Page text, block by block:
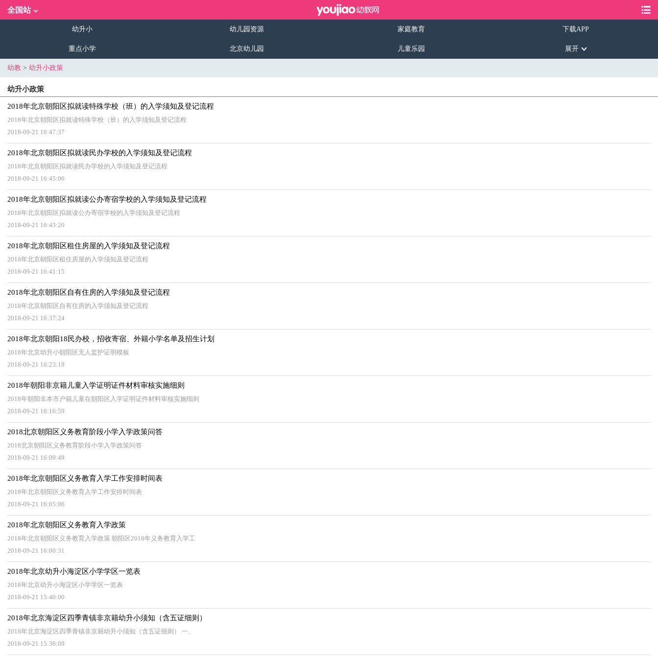
全国站
幼升小 幼儿园资源 家庭教育 下载APP
重点小学 北京幼儿园 儿童乐园 展开
幼教 > 幼升小政策
幼升小政策
2018年北京朝阳区拟就读特殊学校（班）的入学须知及登记流程
2018年北京朝阳区拟就读特殊学校（班）的入学须知及登记流程
2018-09-21 16:47:37
2018年北京朝阳区拟就读民办学校的入学须知及登记流程
2018年北京朝阳区拟就读民办学校的入学须知及登记流程
2018-09-21 16:45:06
2018年北京朝阳区拟就读公办寄宿学校的入学须知及登记流程
2018年北京朝阳区拟就读公办寄宿学校的入学须知及登记流程
2018-09-21 16:43:20
2018年北京朝阳区租住房屋的入学须知及登记流程
2018年北京朝阳区租住房屋的入学须知及登记流程
2018-09-21 16:41:15
2018年北京朝阳区自有住房的入学须知及登记流程
2018年北京朝阳区自有住房的入学须知及登记流程
2018-09-21 16:37:24
2018年北京朝阳18民办校，招收寄宿、外籍小学名单及招生计划
2018年北京幼升小朝阳区无人监护证明模板
2018-09-21 16:23:19
2018年朝阳非京籍儿童入学证明证件材料审核实施细则
2018年朝阳非本市户籍儿童在朝阳区入学证明证件材料审核实施细则
2018-09-21 16:16:59
2018北京朝阳区义务教育阶段小学入学政策问答
2018北京朝阳区义务教育阶段小学入学政策问答
2018-09-21 16:09:49
2018年北京朝阳区义务教育入学工作安排时间表
2018年北京朝阳区义务教育入学工作安排时间表
2018-09-21 16:05:06
2018年北京朝阳区义务教育入学政策
2018年北京朝阳区义务教育入学政策 朝阳区2018年义务教育入学工
2018-09-21 16:00:31
2018年北京幼升小海淀区小学学区一览表
2018年北京幼升小海淀区小学学区一览表
2018-09-21 15:40:00
2018年北京海淀区四季青镇非京籍幼升小须知（含五证细则）
2018年北京海淀区四季青镇非京籍幼升小须知（含五证细则） 一、
2018-09-21 15:36:09